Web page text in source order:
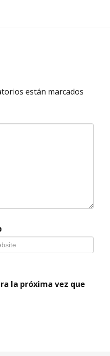
están marcados
la próxima vez que